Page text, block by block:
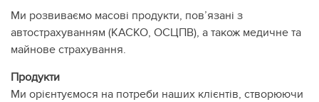
Ми розвиваємо масові продукти, пов’язані з
автострахуванням (КАСКО, ОСЦПВ), а також медичне та
майнове страхування.
Продукти
Ми орієнтуємося на потреби наших клієнтів, створюючи